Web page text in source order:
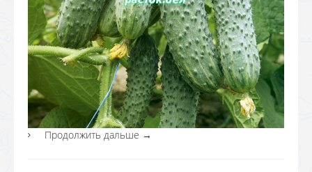
Продолжить дальше →